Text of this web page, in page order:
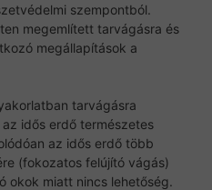
szempontból.
megemlített tarvágásra és
megállapítások a
tarvágásra
idős erdő természetes
az idős erdő több
(fokozatos felújító vágás)
okok miatt nincs lehetőség.